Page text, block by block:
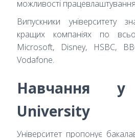
можливості
Випускники університету
кращих компаніях по
Microsoft, Disney, HSBC,
Vodafone.
Навчання у
University
Університет пропонує